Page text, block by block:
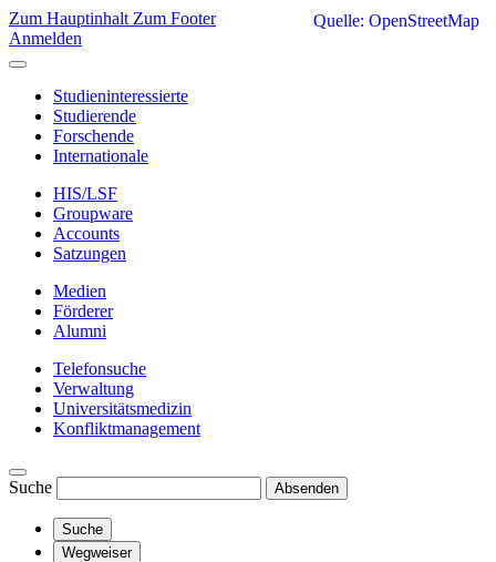
Zum Hauptinhalt Zum Footer
Anmelden
Studieninteressierte
Studierende
Forschende
Internationale
HIS/LSF
Groupware
Accounts
Satzungen
Medien
Förderer
Alumni
Telefonsuche
Verwaltung
Universitätsmedizin
Konfliktmanagement
Suche Absenden
Suche
Wegweiser
Quelle: OpenStreetMap